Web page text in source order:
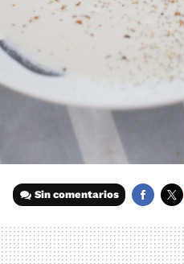
Sin comentarios